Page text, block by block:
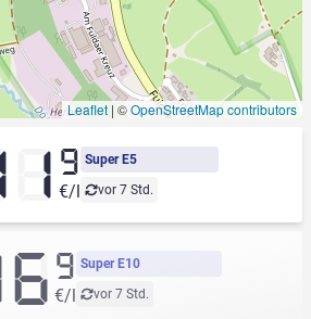
Leaflet | ©OpenStreetMap contributors
Super E5
vor 7 Std.
9
€/l
Super E10
vor 7 Std.
9
€/l